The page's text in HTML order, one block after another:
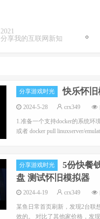
2021
分享我的互联网新知
分享游戏时光 快乐怀
2024-5-28 crx349
1.准备一个支持docker的系统环
或者 docker pull linuxserver/
分享游戏时光
5份快餐
盘 测试怀旧模拟器
2024-4-19 crx349
某鱼日常首页刷新，发现2台联
效的。 对比了其他家价格，发